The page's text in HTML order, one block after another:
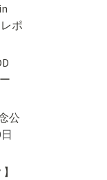
ポ
公